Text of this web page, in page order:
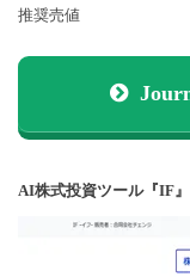
推奨売値
AI株式投資ツール『IF』